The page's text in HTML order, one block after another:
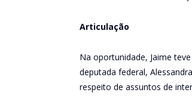
Articulação
Na oportunidade, Jaime
deputada federal,
respeito de assuntos de